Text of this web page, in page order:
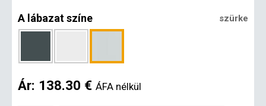
A lábazat színe szürke
Ár: 138.30 € ÁFA nélkül